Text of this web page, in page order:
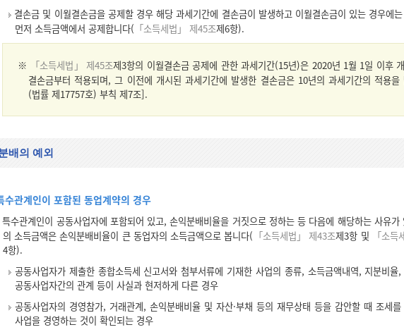
결손금 및 이월결손금을 공제할 경우 해당 과세기간에 결손금이 발생하고 이월결손금이 있는 경우에
먼저 소득금액에서 공제합니다( 「소득세법」 제45조제6항).
※ 「소득세법」 제45조제3항의 이월결손금 공제에 관한 과세기간(15년)은 2020년 1월 1일 이후
결손금부터 적용되며, 그 이전에 개시된 과세기간에 발생한 결손금은 10년의 과세기간의 적용을
(법률 제17757호) 부칙 제7조].
배의 예외
수관계인이 포함된 동업계약의 경우
특수관계인이 공동사업자에 포함되어 있고, 손익분배비율을 거짓으로 정하는 등 다음에 해당하는 사유가
의 소득금액은 손익분배비율이 큰 동업자의 소득금액으로 봅니다( 「소득세법」 제43조제3항 및 「소
4항).
공동사업자가 제출한 종합소득세 신고서와 첨부서류에 기재한 사업의 종류, 소득금액내역, 지분비율
공동사업자간의 관계 등이 사실과 현저하게 다른 경우
공동사업자의 경영참가, 거래관계, 손익분배비율 및 자산·부채 등의 재무상태 등을 감안할 때 조세
사업을 경영하는 것이 확인되는 경우